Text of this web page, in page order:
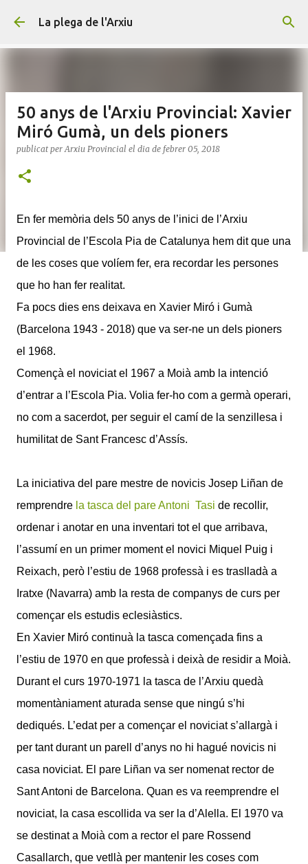
Salta al contingut principal
La plega de l'Arxiu
50 anys de l'Arxiu Provincial: Xavier
Miró Gumà, un dels pioners
publicat perArxiu Provincial el dia de febrer 05, 2018
En fer memòria dels 50 anys de l’inici de l’Arxiu
Provincial de l’Escola Pia de Catalunya hem dit que una
de les coses que volíem fer, era recordar les persones
que ho han fer realitat.
Fa pocs dies ens deixava en Xavier Miró i Gumà
(Barcelona 1943 - 2018) que va ser-ne un dels pioners
el 1968.
Començà el noviciat el 1967 a Moià amb la intenció
d’entrar a l’Escola Pia. Volia fer-ho com a germà operari,
no com a sacerdot, per seguir el camí de la senzillesa i
humilitat de Sant Francesc d’Assís.
La iniciativa del pare mestre de novicis Josep Liñan de
remprendre la tasca del pare Antoni Tasi de recollir,
ordenar i anotar en una inventari tot el que arribava,
l’assumí en un primer moment el novici Miquel Puig i
Reixach, però l’estiu de 1968 professà i es traslladà a
Iratxe (Navarra) amb la resta de companys de curs per
començar els estudis eclesiàstics.
En Xavier Miró continuà la tasca començada fins a
l’estiu de 1970 en que professà i deixà de residir a Moià.
Durant el curs 1970-1971 la tasca de l’Arxiu quedà
momentàniament aturada sense que ningú s’hi
dediqués. L’edat per a començar el noviciat s’allargà i
per tant durant un parell d’anys no hi hagué novicis ni
casa noviciat. El pare Liñan va ser nomenat rector de
Sant Antoni de Barcelona. Quan es va reemprendre el
noviciat, la casa escollida va ser la d’Alella. El 1970 va
se destinat a Moià com a rector el pare Rossend
Casallarch, que vetllà per mantenir les coses com